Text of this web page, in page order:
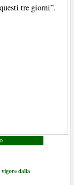
tre giorni”.
dalla